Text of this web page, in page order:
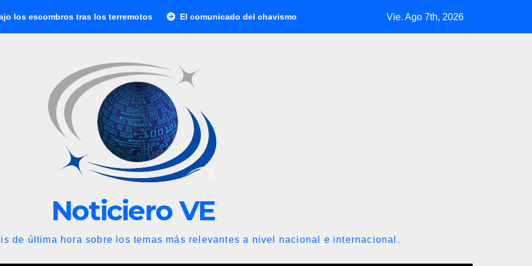
tras los terremotos El comunicado del chavismo y la oposición donde indican que informarán al país oportunamente
Vie. Ago 7th, 2026
Noticiero VE
de última hora sobre los temas más relevantes a nivel nacional e internacional.